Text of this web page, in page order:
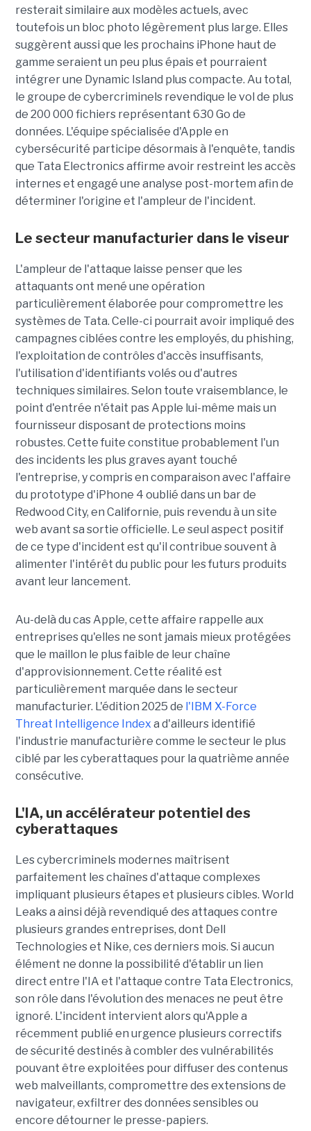
resterait similaire aux modèles actuels, avec
toutefois un bloc photo légèrement plus large. Elles
suggèrent aussi que les prochains iPhone haut de
gamme seraient un peu plus épais et pourraient
intégrer une Dynamic Island plus compacte. Au total,
le groupe de cybercriminels revendique le vol de plus
de 200 000 fichiers représentant 630 Go de
données. L'équipe spécialisée d'Apple en
cybersécurité participe désormais à l'enquête, tandis
que Tata Electronics affirme avoir restreint les accès
internes et engagé une analyse post-mortem afin de
déterminer l'origine et l'ampleur de l'incident.
Le secteur manufacturier dans le viseur
L'ampleur de l'attaque laisse penser que les
attaquants ont mené une opération
particulièrement élaborée pour compromettre les
systèmes de Tata. Celle-ci pourrait avoir impliqué des
campagnes ciblées contre les employés, du phishing,
l'exploitation de contrôles d'accès insuffisants,
l'utilisation d'identifiants volés ou d'autres
techniques similaires. Selon toute vraisemblance, le
point d'entrée n'était pas Apple lui-même mais un
fournisseur disposant de protections moins
robustes. Cette fuite constitue probablement l'un
des incidents les plus graves ayant touché
l'entreprise, y compris en comparaison avec l'affaire
du prototype d'iPhone 4 oublié dans un bar de
Redwood City, en Californie, puis revendu à un site
web avant sa sortie officielle. Le seul aspect positif
de ce type d'incident est qu'il contribue souvent à
alimenter l'intérêt du public pour les futurs produits
avant leur lancement.
Au-delà du cas Apple, cette affaire rappelle aux
entreprises qu'elles ne sont jamais mieux protégées
que le maillon le plus faible de leur chaîne
d'approvisionnement. Cette réalité est
particulièrement marquée dans le secteur
manufacturier. L'édition 2025 de l'IBM X-Force
Threat Intelligence Index a d'ailleurs identifié
l'industrie manufacturière comme le secteur le plus
ciblé par les cyberattaques pour la quatrième année
consécutive.
L'IA, un accélérateur potentiel des
cyberattaques
Les cybercriminels modernes maîtrisent
parfaitement les chaînes d'attaque complexes
impliquant plusieurs étapes et plusieurs cibles. World
Leaks a ainsi déjà revendiqué des attaques contre
plusieurs grandes entreprises, dont Dell
Technologies et Nike, ces derniers mois. Si aucun
élément ne donne la possibilité d'établir un lien
direct entre l'IA et l'attaque contre Tata Electronics,
son rôle dans l'évolution des menaces ne peut être
ignoré. L'incident intervient alors qu'Apple a
récemment publié en urgence plusieurs correctifs
de sécurité destinés à combler des vulnérabilités
pouvant être exploitées pour diffuser des contenus
web malveillants, compromettre des extensions de
navigateur, exfiltrer des données sensibles ou
encore détourner le presse-papiers.